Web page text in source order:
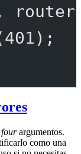
401 );
fourargumentos.
como una